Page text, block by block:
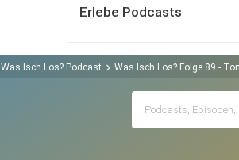
Erlebe Podcasts
Was Isch Los? Podcast Was Isch Los? Folge 89 -